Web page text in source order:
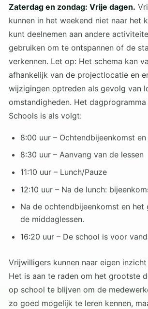
Zaterdag en zondag: Vrije dagen.
kunnen in het weekend niet naar het
kunt deelnemen aan andere
gebruiken om te ontspannen of de
verkennen. Let op: Het schema kan
afhankelijk van de projectlocatie en
wijzigingen optreden als gevolg van
omstandigheden. Het
Schools is als volgt:
8:00 uur – Ochtendbijeenkomst
8:30 uur – Aanvang van de lessen
11:10 uur – Lunch/Pauze
12:10 uur – Na de lunch:
Na de ochtendbijeenkomst en het
de middaglessen.
16:20 uur – De school is voor
Vrijwilligers kunnen naar eigen
Het is aan te raden om het grootste
op school te blijven om de
zo goed mogelijk te leren kennen,